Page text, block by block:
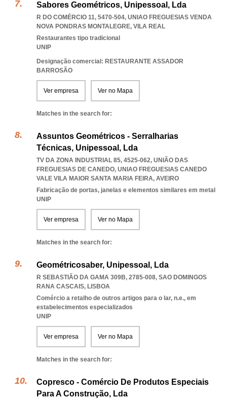
Sabores Geométricos, Unipessoal, Lda
R DO COMÉRCIO 11, 5470-504, UNIAO FREGUESIAS VENDA
NOVA PONDRAS MONTALEGRE, VILA REAL
Restaurantes tipo tradicional
UNIP
Designação comercial: RESTAURANTE ASSADOR
BARROSÃO
Ver empresa Ver no Mapa
Matches in the search for:
Assuntos Geométricos - Serralharias
Técnicas, Unipessoal, Lda
TV DA ZONA INDUSTRIAL 85, 4525-062, UNIÃO DAS
FREGUESIAS DE CANEDO, UNIAO FREGUESIAS CANEDO
VALE VILA MAIOR SANTA MARIA FEIRA, AVEIRO
Fabricação de portas, janelas e elementos similares em metal
UNIP
Ver empresa Ver no Mapa
Matches in the search for:
Geométricosaber, Unipessoal, Lda
R SEBASTIÃO DA GAMA 309B, 2785-008, SAO DOMINGOS
RANA CASCAIS, LISBOA
Comércio a retalho de outros artigos para o lar, n.e., em
estabelecimentos especializados
UNIP
Ver empresa Ver no Mapa
Matches in the search for:
Copresco - Comércio De Produtos Especiais
Para A Construção, Lda